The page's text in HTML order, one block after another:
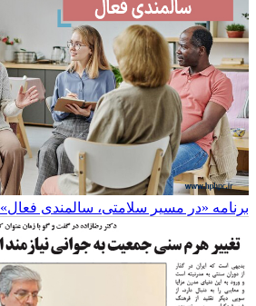
برنامه «در مسیر سلامتی، سالمندی فعال»